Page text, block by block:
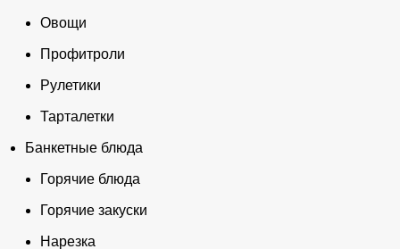
Овощи
Профитроли
Рулетики
Тарталетки
Банкетные блюда
Горячие блюда
Горячие закуски
Нарезка